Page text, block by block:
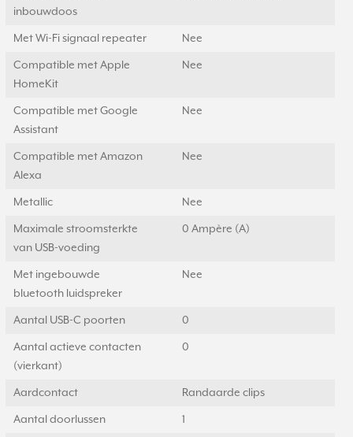
inbouwdoos
Met Wi-Fi signaal repeater Nee
Compatible met Apple
HomeKit
Nee
Compatible met Google
Assistant
Nee
Compatible met Amazon
Alexa
Nee
Metallic Nee
Maximale stroomsterkte
van USB-voeding
0 Ampère (A)
Met ingebouwde
bluetooth luidspreker
Nee
Aantal USB-C poorten 0
Aantal actieve contacten
(vierkant)
0
Aardcontact Randaarde clips
Aantal doorlussen 1